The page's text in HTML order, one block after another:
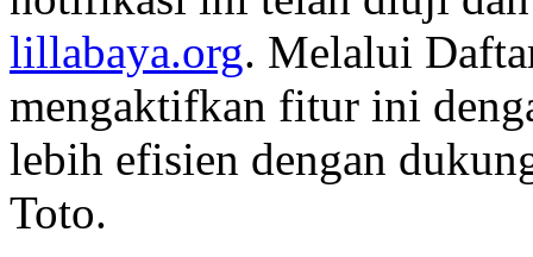
lillabaya.org. Melalui
mengaktifkan fitur ini
lebih efisien dengan
Toto.